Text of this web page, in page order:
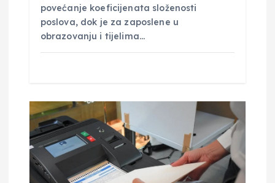
povećanje koeficijenata složenosti
poslova, dok je za zaposlene u
obrazovanju i tijelima…